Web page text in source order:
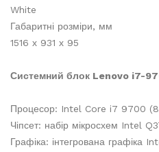
White
Габаритні розміри, мм
1516 х 931 х 95
Системний блок Lenovo i7-
Процесор: Intel Core i7 9700
Чіпсет: набір мікросхем Intel
Графіка: інтегрована графіка